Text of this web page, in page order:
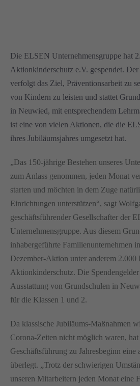
Die ELSEN Unternehmensgruppe hat
Aktionkinderschutz e.V. gespendet.
verfolgt das Ziel, Präventionsarbeit zu
von Kindern zu leisten und stattet
in Neuwied, mit entsprechendem
ist eine von vielen Aktionen, die die
ihres Jubiläumsjahres umgesetzt hat.
„Das 150-jährige Bestehen unseres
zum Anlass genommen, jeden Monat
starten und möchten in dem Zuge
Einrichtungen unterstützen“, sagt
geschäftsführender Gesellschafter der
Unternehmensgruppe. Aus diesem
inhabergeführte Familienunternehmen
Dezember-Aktion unter anderem 2.000
Aktionkinderschutz. Die
Ausstattung von Grundschulen in
für die Klassen 1 und 2.
Da klassische Jubiläums-Maßnahmen
Corona-Zeiten nicht möglich waren,
Geschäftsführung zu Jahresbeginn eine
überlegt. „Trotz der schwierigen
unseren Mitarbeitern jeden Monat eine